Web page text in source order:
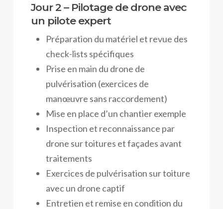
Jour 2 – Pilotage de drone avec
un pilote expert
Préparation du matériel et revue des
check-lists spécifiques
Prise en main du drone de
pulvérisation (exercices de
manœuvre sans raccordement)
Mise en place d’un chantier exemple
Inspection et reconnaissance par
drone sur toitures et façades avant
traitements
Exercices de pulvérisation sur toiture
avec un drone captif
Entretien et remise en condition du